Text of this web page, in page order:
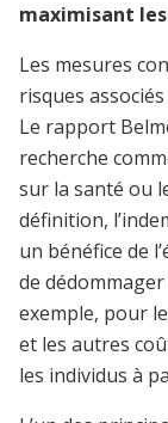
maximisant
Les mesures
risques
Le rapport
recherche
sur la santé ou
définition,
un bénéfice de
de
exemple, pour
et les autres
les individus à